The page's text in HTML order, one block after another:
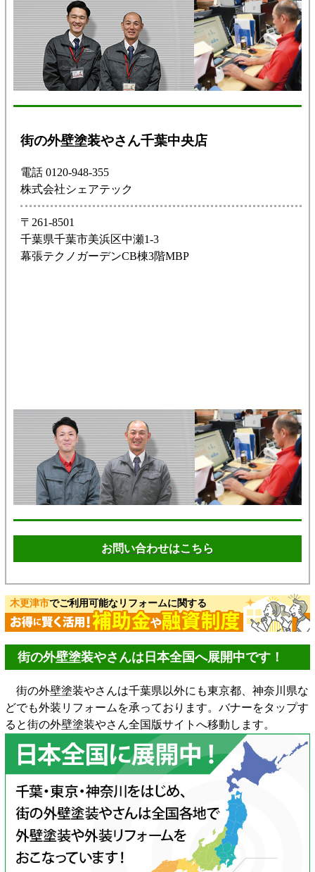
街の外壁塗装やさん千葉中央店
電話 0120-948-355
株式会社シェアテック
〒261-8501
千葉県千葉市美浜区中瀬1-3
幕張テクノガーデンCB棟3階MBP
お問い合わせはこちら
木更津市でご利用可能なリフォームに関する
街の外壁塗装やさんは日本全国へ展開中です！
街の外壁塗装やさんは千葉県以外にも東京都、神奈川県な
どでも外装リフォームを承っております。バナーをタップす
ると街の外壁塗装やさん全国版サイトへ移動します。